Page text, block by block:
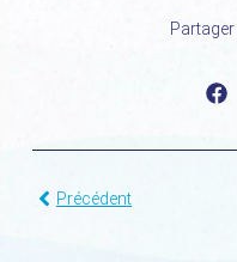
Précédent